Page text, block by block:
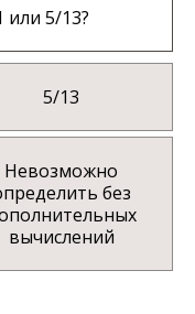
или 5/13?
5/13
Невозможно
без
вычислений